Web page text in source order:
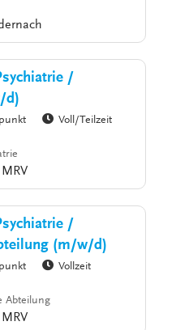
/
d)
Voll/Teilzeit
/
(m/w/d)
Vollzeit
Abteilung